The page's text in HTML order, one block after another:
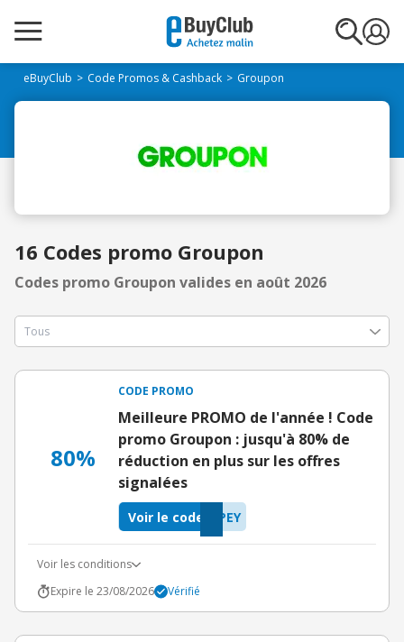
eBuyClub Code Promos & Cashback Groupon
16 Codes promo Groupon
Codes promo Groupon valides en août 2026
80%
CODE PROMO
Meilleure PROMO de l'année ! Code
promo Groupon : jusqu'à 80% de
réduction en plus sur les offres
signalées
PEY
Voir le code
Voir les conditions
Expire le 23/08/2026
Vérifié